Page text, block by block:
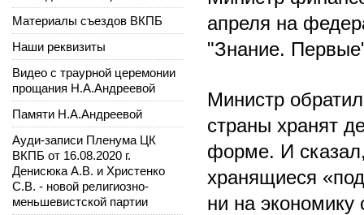
апреля на
"Знание.
Министр
страны хранят
форме. И
хранящиеся
ни на экономику
Материалы съездов ВКПБ
Наши реквизиты
Видео с траурной церемонии
прощания Н.А.Андреевой
Памяти Н.А.Андреевой
Ауди-записи Пленума ЦК
ВКПБ от 16.08.2020 г.
Денисюка А.В. и Христенко
С.В. - новой религиозно-
меньшевистской партии